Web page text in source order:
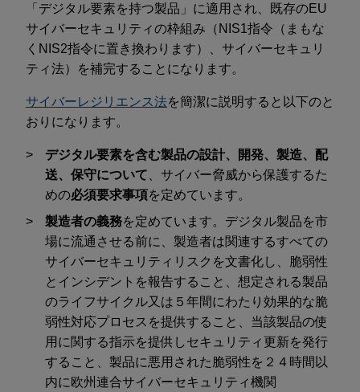
「デジタル要素を持つ製品」に適用され、既存のEU
サイバーセキュリティの枠組み（NIS1指令（まもな
くNIS2指令に置き換わります）、サイバーセキュリ
ティ法）を補完することになります。
サイバーレジリエンス法を簡潔に説明すると以下のと
おりになります。
デジタル要素を含む製品の設計、開発、製造、配
送、保守について 、サイバー脅威から保護するた
めの必須要求事項を定めています。
製造者の義務を定めています。デジタル製品を市
場に流通させる前に、製造者は関連するすべての
サイバーセキュリティリスクを文書化し、脆弱性
とインシデントを報告すること、想定される製品
のライフサイクル又は５年間にわたり効果的な脆
弱性対応プロセスを提供すること、当該製品の使
用に関する指示を提供しセキュリティ更新を発行
すること、製品に悪用された脆弱性を２４時間以
内に欧州連合サイバーセキュリティ機関